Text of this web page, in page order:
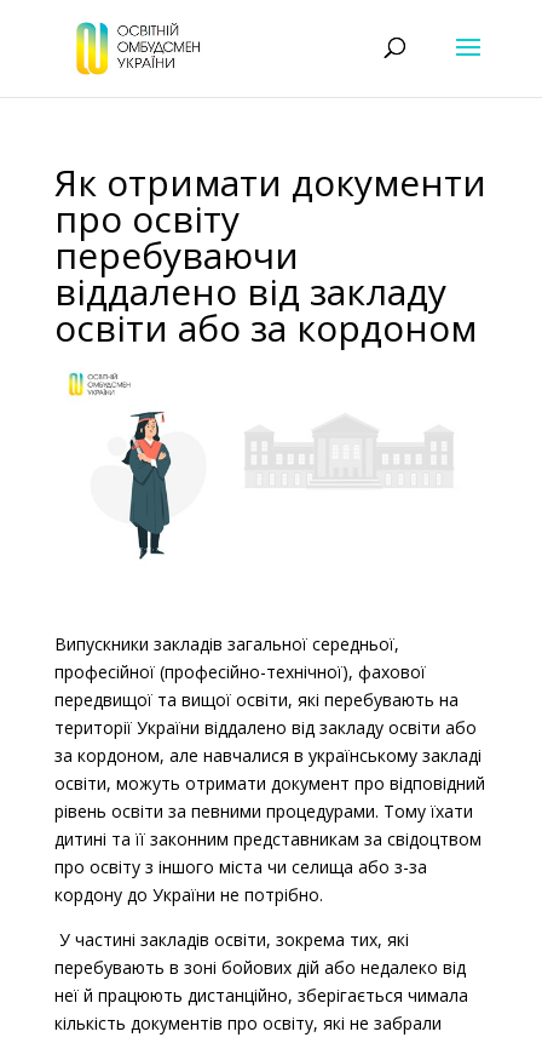
Як отримати документи
про освіту
перебуваючи
віддалено від закладу
освіти або за кордоном
Випускники закладів загальної середньої,
професійної (професійно-технічної), фахової
передвищої та вищої освіти, які перебувають на
території України віддалено від закладу освіти або
за кордоном, але навчалися в українському закладі
освіти, можуть отримати документ про відповідний
рівень освіти за певними процедурами. Тому їхати
дитині та її законним представникам за свідоцтвом
про освіту з іншого міста чи селища або з-за
кордону до України не потрібно.
У частині закладів освіти, зокрема тих, які
перебувають в зоні бойових дій або недалеко від
неї й працюють дистанційно, зберігається чимала
кількість документів про освіту, які не забрали